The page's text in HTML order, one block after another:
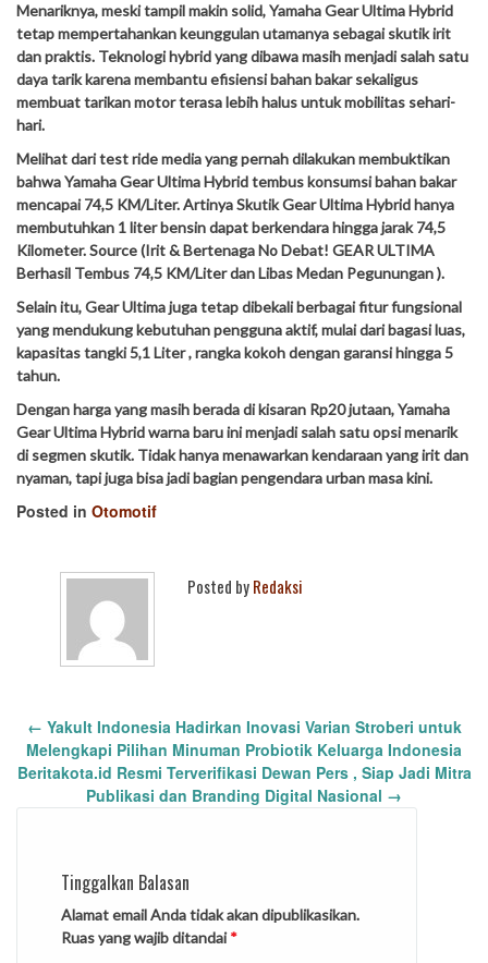
Menariknya, meski tampil makin solid, Yamaha Gear Ultima Hybrid
tetap mempertahankan keunggulan utamanya sebagai skutik irit
dan praktis. Teknologi hybrid yang dibawa masih menjadi salah satu
daya tarik karena membantu efisiensi bahan bakar sekaligus
membuat tarikan motor terasa lebih halus untuk mobilitas sehari-
hari.
Melihat dari test ride media yang pernah dilakukan membuktikan
bahwa Yamaha Gear Ultima Hybrid tembus konsumsi bahan bakar
mencapai 74,5 KM/Liter. Artinya Skutik Gear Ultima Hybrid hanya
membutuhkan 1 liter bensin dapat berkendara hingga jarak 74,5
Kilometer. Source (Irit & Bertenaga No Debat! GEAR ULTIMA
Berhasil Tembus 74,5 KM/Liter dan Libas Medan Pegunungan ).
Selain itu, Gear Ultima juga tetap dibekali berbagai fitur fungsional
yang mendukung kebutuhan pengguna aktif, mulai dari bagasi luas,
kapasitas tangki 5,1 Liter , rangka kokoh dengan garansi hingga 5
tahun.
Dengan harga yang masih berada di kisaran Rp20 jutaan, Yamaha
Gear Ultima Hybrid warna baru ini menjadi salah satu opsi menarik
di segmen skutik. Tidak hanya menawarkan kendaraan yang irit dan
nyaman, tapi juga bisa jadi bagian pengendara urban masa kini.
Posted in Otomotif
Posted byRedaksi
Post
navigation
← Yakult Indonesia Hadirkan Inovasi Varian Stroberi untuk
Melengkapi Pilihan Minuman Probiotik Keluarga Indonesia
Beritakota.id Resmi Terverifikasi Dewan Pers , Siap Jadi Mitra
Publikasi dan Branding Digital Nasional →
Tinggalkan Balasan
Alamat email Anda tidak akan dipublikasikan.
Ruas yang wajib ditandai*